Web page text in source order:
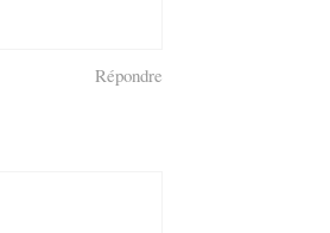
Répondre